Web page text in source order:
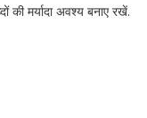
की मर्यादा अवश्‍य बनाए रखें.